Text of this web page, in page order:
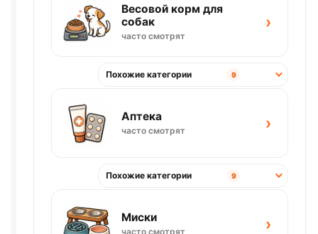
Весовой корм для
собак
часто смотрят
›
Похожие категории 9
Аптека
часто смотрят ›
Похожие категории 9
Миски
часто смотрят ›